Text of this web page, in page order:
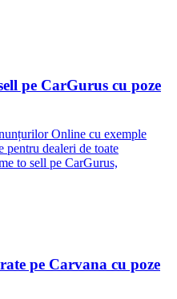
pe CarGurus cu poze
Online cu exemple
pentru dealeri de toate
to sell pe CarGurus,
pe Carvana cu poze